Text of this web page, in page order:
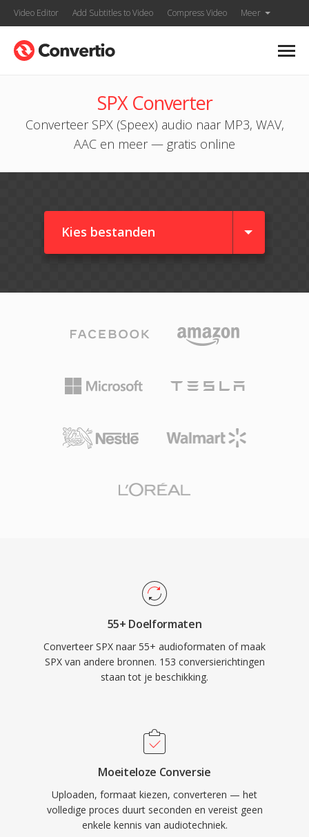
Video Editor Add Subtitles to Video Compress Video Meer
SPX Converter
Converteer SPX (Speex) audio naar MP3, WAV,
AAC en meer — gratis online
Kies bestanden
55+ Doelformaten
Converteer SPX naar 55+ audioformaten of maak
SPX van andere bronnen. 153 conversierichtingen
staan tot je beschikking.
Moeiteloze Conversie
Uploaden, formaat kiezen, converteren — het
volledige proces duurt seconden en vereist geen
enkele kennis van audiotechniek.